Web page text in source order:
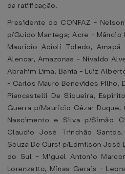
da ratificação.
Presidente do CONFAZ -
p/Guido Mantega; Acre -
Maurício Acioli Toledo,
Alencar, Amazonas - Nivaldo
Abrahim Lima, Bahia - Luiz
- Carlos Mauro Benevides Filho,
Piancastelli De Siqueira,
Guerra p/Maurício Cézar
Nascimento e Silva p/Simão
Claudio José Trinchão
Souza De Cursi p/Edmilson José
do Sul - Miguel Antonio
Lorenzetto, Minas Gerais -